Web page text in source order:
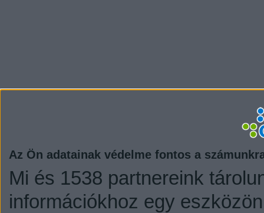
Az Ön adatainak védelme fontos a
Mi és 1538 partnereink
információkhoz egy